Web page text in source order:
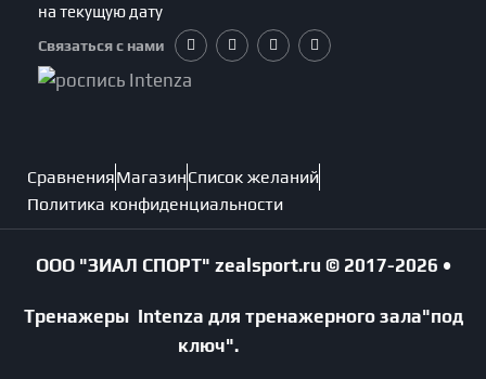
на текущую дату
Связаться с нами
СравненияМагазинСписок желаний
Политика конфиденциальности
ООО "ЗИАЛ СПОРТ" zealsport.ru © 2017-2026 •
Тренажеры Intenza для тренажерного зала"под
ключ".